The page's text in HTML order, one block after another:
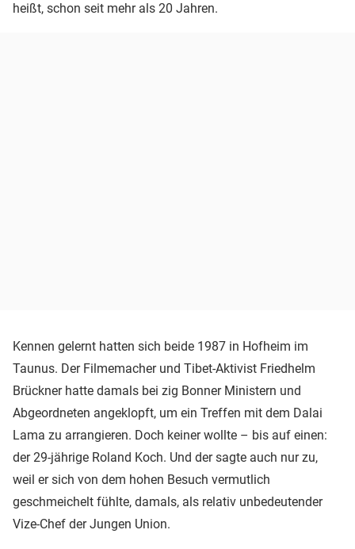
heißt, schon seit mehr als 20 Jahren.
Kennen gelernt hatten sich beide 1987 in Hofheim im
Taunus. Der Filmemacher und Tibet-Aktivist Friedhelm
Brückner hatte damals bei zig Bonner Ministern und
Abgeordneten angeklopft, um ein Treffen mit dem Dalai
Lama zu arrangieren. Doch keiner wollte – bis auf einen:
der 29-jährige Roland Koch. Und der sagte auch nur zu,
weil er sich von dem hohen Besuch vermutlich
geschmeichelt fühlte, damals, als relativ unbedeutender
Vize-Chef der Jungen Union.